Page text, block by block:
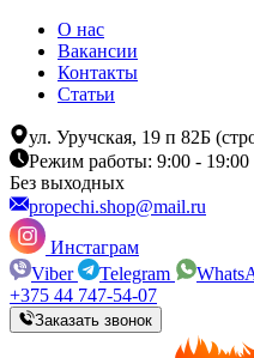
О нас
Вакансии
Контакты
Статьи
ул. Уручская, 19 п 82Б
Режим работы: 9:00 - 19:00
Без выходных
propechi.shop@mail.ru
Инстаграм
Viber
Telegram
+375 44 747-54-07
Заказать звонок